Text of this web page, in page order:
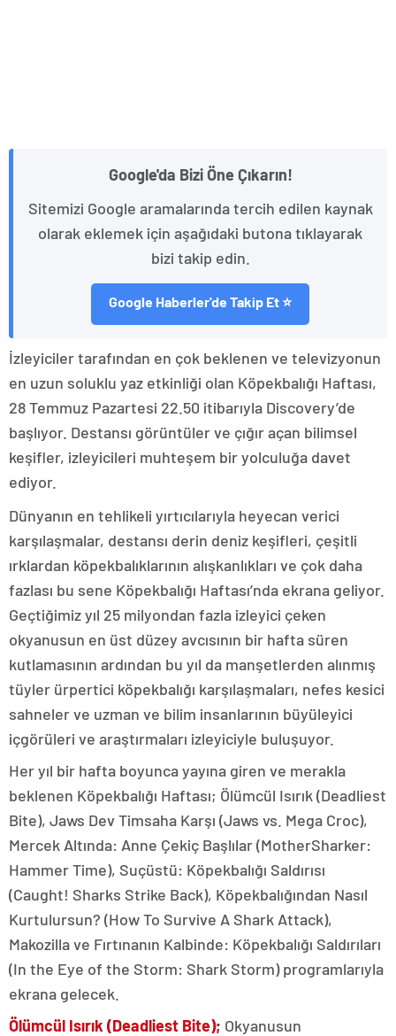
Google'da Bizi Öne Çıkarın!
Sitemizi Google aramalarında tercih edilen kaynak
olarak eklemek için aşağıdaki butona tıklayarak
bizi takip edin.
Google Haberler'de Takip Et ⭐
İzleyiciler tarafından en çok beklenen ve televizyonun
en uzun soluklu yaz etkinliği olan Köpekbalığı Haftası,
28 Temmuz Pazartesi 22.50 itibarıyla Discovery’de
başlıyor. Destansı görüntüler ve çığır açan bilimsel
keşifler, izleyicileri muhteşem bir yolculuğa davet
ediyor.
Dünyanın en tehlikeli yırtıcılarıyla heyecan verici
karşılaşmalar, destansı derin deniz keşifleri, çeşitli
ırklardan köpekbalıklarının alışkanlıkları ve çok daha
fazlası bu sene Köpekbalığı Haftası’nda ekrana geliyor.
Geçtiğimiz yıl 25 milyondan fazla izleyici çeken
okyanusun en üst düzey avcısının bir hafta süren
kutlamasının ardından bu yıl da manşetlerden alınmış
tüyler ürpertici köpekbalığı karşılaşmaları, nefes kesici
sahneler ve uzman ve bilim insanlarının büyüleyici
içgörüleri ve araştırmaları izleyiciyle buluşuyor.
Her yıl bir hafta boyunca yayına giren ve merakla
beklenen Köpekbalığı Haftası; Ölümcül Isırık (Deadliest
Bite), Jaws Dev Timsaha Karşı (Jaws vs. Mega Croc),
Mercek Altında: Anne Çekiç Başlılar (MotherSharker:
Hammer Time), Suçüstü: Köpekbalığı Saldırısı
(Caught! Sharks Strike Back), Köpekbalığından Nasıl
Kurtulursun? (How To Survive A Shark Attack),
Makozilla ve Fırtınanın Kalbinde: Köpekbalığı Saldırıları
(In the Eye of the Storm: Shark Storm) programlarıyla
ekrana gelecek.
Ölümcül Isırık (Deadliest Bite); Okyanusun